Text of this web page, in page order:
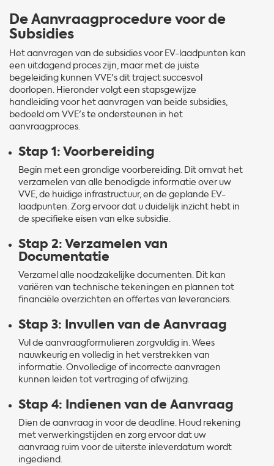
De Aanvraagprocedure voor de
Subsidies
Het aanvragen van de subsidies voor EV-laadpunten kan
een uitdagend proces zijn, maar met de juiste
begeleiding kunnen VVE's dit traject succesvol
doorlopen. Hieronder volgt een stapsgewijze
handleiding voor het aanvragen van beide subsidies,
bedoeld om VVE's te ondersteunen in het
aanvraagproces.
Stap 1: Voorbereiding
Begin met een grondige voorbereiding. Dit omvat het
verzamelen van alle benodigde informatie over uw
VVE, de huidige infrastructuur, en de geplande EV-
laadpunten. Zorg ervoor dat u duidelijk inzicht hebt in
de specifieke eisen van elke subsidie.
Stap 2: Verzamelen van
Documentatie
Verzamel alle noodzakelijke documenten. Dit kan
variëren van technische tekeningen en plannen tot
financiële overzichten en offertes van leveranciers.
Stap 3: Invullen van de Aanvraag
Vul de aanvraagformulieren zorgvuldig in. Wees
nauwkeurig en volledig in het verstrekken van
informatie. Onvolledige of incorrecte aanvragen
kunnen leiden tot vertraging of afwijzing.
Stap 4: Indienen van de Aanvraag
Dien de aanvraag in voor de deadline. Houd rekening
met verwerkingstijden en zorg ervoor dat uw
aanvraag ruim voor de uiterste inleverdatum wordt
ingediend.